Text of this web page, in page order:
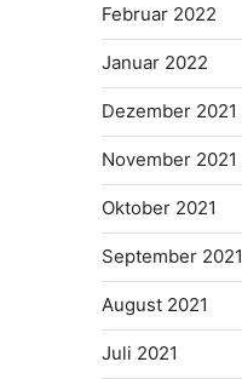
Februar 2022
Januar 2022
Dezember 2021
November 2021
Oktober 2021
September 2021
August 2021
Juli 2021